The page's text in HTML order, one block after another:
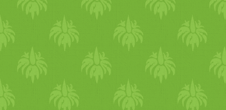
Megvárjuk, amíg teljesen
kihűlnek, majd a
kardamommagokat
kipattintjuk a hüvelyekből, a